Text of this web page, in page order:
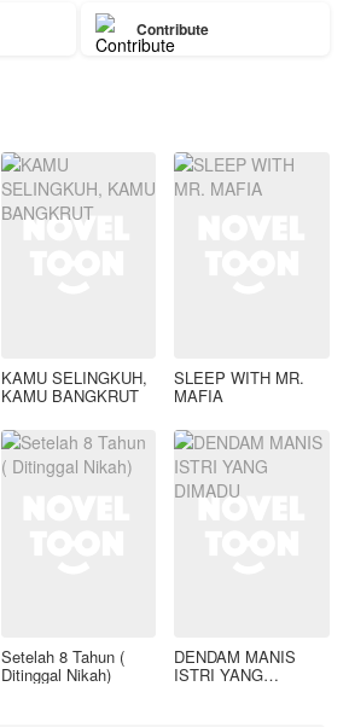
Contribute
KAMU SELINGKUH,
KAMU BANGKRUT
SLEEP WITH MR.
MAFIA
Setelah 8 Tahun (
Ditinggal Nikah)
DENDAM MANIS
ISTRI YANG